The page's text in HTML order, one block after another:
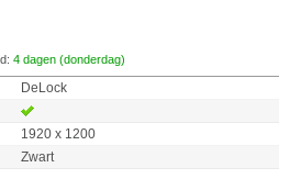
4 dagen (donderdag)
DeLock
1920 x 1200
Zwart